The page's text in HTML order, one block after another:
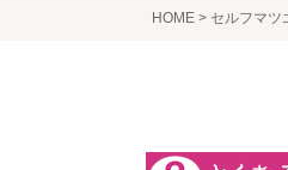
HOME セルフマツ